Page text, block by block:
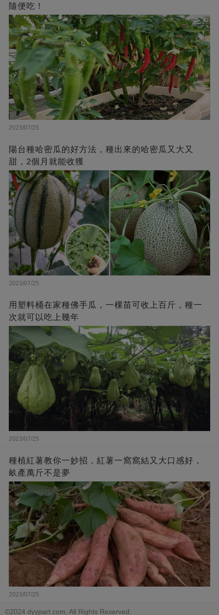
隨便吃！
2023/07/25
陽台種哈密瓜的好方法，種出來的哈密瓜又大又
甜，2個月就能收獲
2023/07/25
用塑料桶在家種佛手瓜，一棵苗可收上百斤，種一
次就可以吃上幾年
2023/07/25
種植紅薯教你一妙招，紅薯一窩窩結又大口感好，
畝產萬斤不是夢
2023/07/25
©2024 dyypart.com. All Rights Reserved.